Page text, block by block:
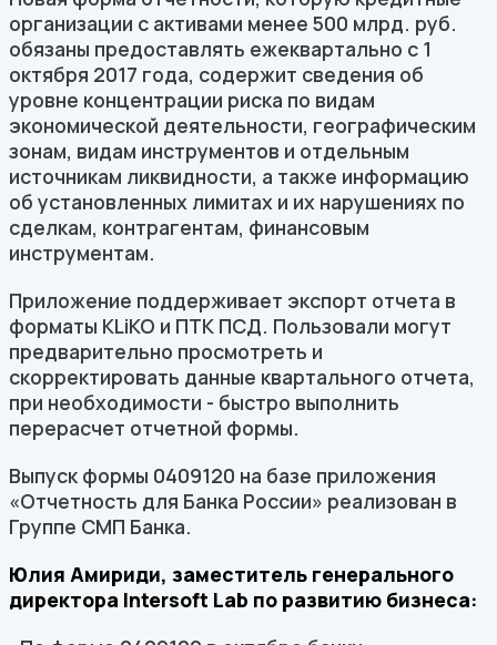
организации с активами менее 500 млрд. руб.
обязаны предоставлять ежеквартально с 1
октября 2017 года, содержит сведения об
уровне концентрации риска по видам
экономической деятельности, географическим
зонам, видам инструментов и отдельным
источникам ликвидности, а также информацию
об установленных лимитах и их нарушениях по
сделкам, контрагентам, финансовым
инструментам.
Приложение поддерживает экспорт отчета в
форматы KLiKO и ПТК ПСД. Пользовали могут
предварительно просмотреть и
скорректировать данные квартального отчета,
при необходимости - быстро выполнить
перерасчет отчетной формы.
Выпуск формы 0409120 на базе приложения
«Отчетность для Банка России» реализован в
Группе СМП Банка.
Юлия Амириди, заместитель генерального
директора Intersoft Lab по развитию бизнеса: